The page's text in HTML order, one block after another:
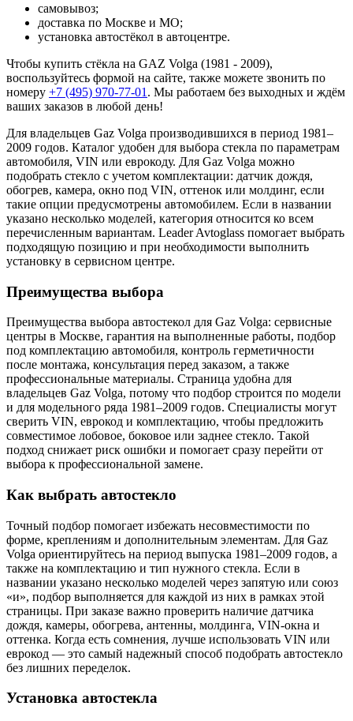
самовывоз;
доставка по Москве и МО;
установка автостёкол в автоцентре.
Чтобы купить стёкла на GAZ Volga (1981 - 2009),
воспользуйтесь формой на сайте, также можете звонить по
номеру +7 (495) 970-77-01 . Мы работаем без выходных и ждём
ваших заказов в любой день!
Для владельцев Gaz Volga производившихся в период 1981–
2009 годов. Каталог удобен для выбора стекла по параметрам
автомобиля, VIN или еврокоду. Для Gaz Volga можно
подобрать стекло с учетом комплектации: датчик дождя,
обогрев, камера, окно под VIN, оттенок или молдинг, если
такие опции предусмотрены автомобилем. Если в названии
указано несколько моделей, категория относится ко всем
перечисленным вариантам. Leader Avtoglass помогает выбрать
подходящую позицию и при необходимости выполнить
установку в сервисном центре.
Преимущества выбора
Преимущества выбора автостекол для Gaz Volga: сервисные
центры в Москве, гарантия на выполненные работы, подбор
под комплектацию автомобиля, контроль герметичности
после монтажа, консультация перед заказом, а также
профессиональные материалы. Страница удобна для
владельцев Gaz Volga, потому что подбор строится по модели
и для модельного ряда 1981–2009 годов. Специалисты могут
сверить VIN, еврокод и комплектацию, чтобы предложить
совместимое лобовое, боковое или заднее стекло. Такой
подход снижает риск ошибки и помогает сразу перейти от
выбора к профессиональной замене.
Как выбрать автостекло
Точный подбор помогает избежать несовместимости по
форме, креплениям и дополнительным элементам. Для Gaz
Volga ориентируйтесь на период выпуска 1981–2009 годов, а
также на комплектацию и тип нужного стекла. Если в
названии указано несколько моделей через запятую или союз
«и», подбор выполняется для каждой из них в рамках этой
страницы. При заказе важно проверить наличие датчика
дождя, камеры, обогрева, антенны, молдинга, VIN-окна и
оттенка. Когда есть сомнения, лучше использовать VIN или
еврокод — это самый надежный способ подобрать автостекло
без лишних переделок.
Установка автостекла